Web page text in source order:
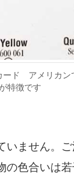
ード アメリカン
が特徴です
ません。
の色合いは